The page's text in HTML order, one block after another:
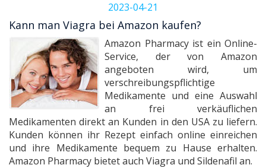
2023-04-21
Kann man Viagra bei Amazon kaufen?
Amazon Pharmacy ist ein Online-
Service, der von Amazon
angeboten wird, um
verschreibungspflichtige
Medikamente und eine Auswahl
an frei verkäuflichen
Medikamenten direkt an Kunden in den USA zu liefern.
Kunden können ihr Rezept einfach online einreichen
und ihre Medikamente bequem zu Hause erhalten.
Amazon Pharmacy bietet auch Viagra und Sildenafil an.